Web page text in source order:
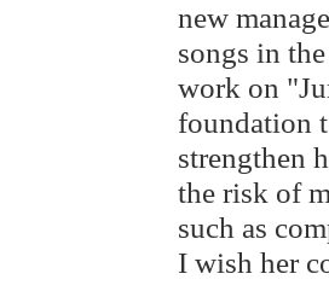
new
songs in
work on
foundation
strengthen
the risk of
such as
I wish her